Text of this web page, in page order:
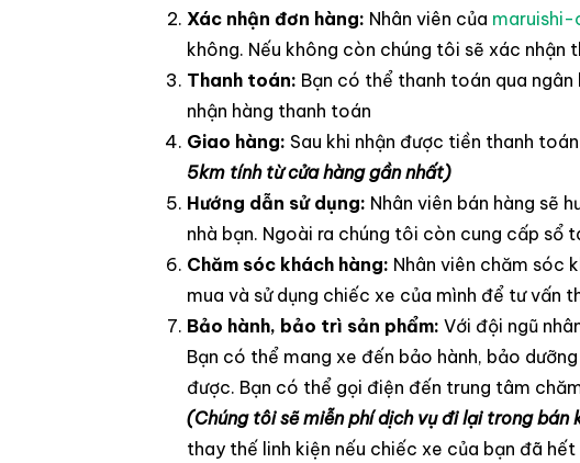
Xác nhận đơn hàng: Nhân viên của maruishi-
không. Nếu không còn chúng tôi sẽ xác
Thanh toán: Bạn có thể thanh toán qua
nhận hàng thanh toán
Giao hàng: Sau khi nhận được tiền thanh
5km tính từ cửa hàng gần nhất)
Hướng dẫn sử dụng: Nhân viên bán hàng sẽ
nhà bạn. Ngoài ra chúng tôi còn cung cấp sổ
Chăm sóc khách hàng: Nhân viên chăm sóc
mua và sử dụng chiếc xe của mình để tư vấn
Bảo hành, bảo trì sản phẩm: Với đội ngũ
Bạn có thể mang xe đến bảo hành, bảo
được. Bạn có thể gọi điện đến trung tâm
(Chúng tôi sẽ miễn phí dịch vụ đi lại trong
thay thế linh kiện nếu chiếc xe của bạn đã hết